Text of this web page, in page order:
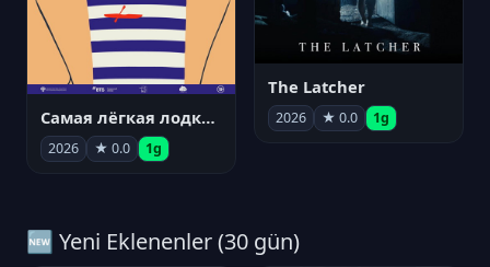
Самая лёгкая лодка в мире
2026 ★ 0.0 1g
The Latcher
2026 ★ 0.0 1g
🆕 Yeni Eklenenler (30 gün)